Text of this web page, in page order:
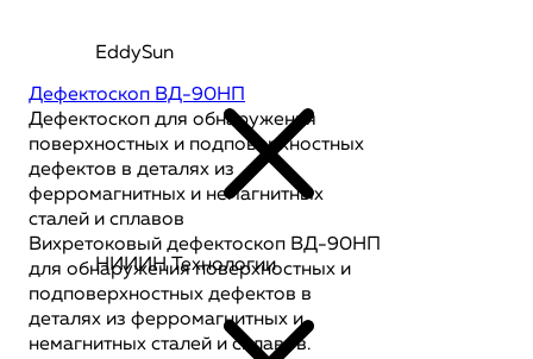
Дефектоскоп ВД-90НП
Дефектоскоп для обнаружения
поверхностных и подповерхностных
дефектов в деталях из
ферромагнитных и немагнитных
сталей и сплавов
Вихретоковый дефектоскоп ВД-90НП
для обнаружения поверхностных и
подповерхностных дефектов в
деталях из ферромагнитных и
немагнитных сталей и сплавов.
EddySun
НИИИН Технологии